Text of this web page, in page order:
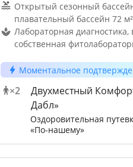
Открытый сезонный
плавательный бассейн 72 м²
Лабораторная диагностика,
собственная
Моментальное
×2
Двухместный
Дабл»
Оздоровительная
«По-нашему»